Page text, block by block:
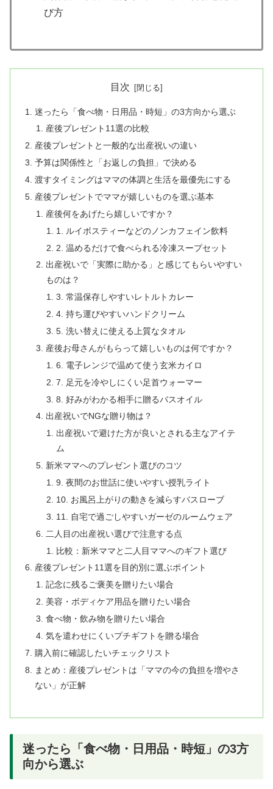
び方
目次
迷ったら「食べ物・日用品・時短」の3方向から選ぶ
産後プレゼント11選の比較
産後プレゼントと一般的な出産祝いの違い
予算は関係性と「お返しの負担」で決める
渡すタイミングはママの体調と生活を最優先にする
産後プレゼントでママが嬉しいものを選ぶ基本
産後何をあげたら嬉しいですか？
1. ルイボスティーなどのノンカフェイン飲料
2. 温めるだけで食べられる冷凍スープセット
出産祝いで「実際に助かる」と感じてもらいやすい
ものは？
3. 常温保存しやすいレトルトカレー
4. 持ち運びやすいハンドクリーム
5. 洗い替えに使える上質なタオル
産後お母さんがもらって嬉しいものは何ですか？
6. 電子レンジで温めて使う玄米カイロ
7. 足元を冷やしにくい足首ウォーマー
8. 好みがわかる相手に贈るバスオイル
出産祝いでNGな贈り物は？
出産祝いで避けた方が良いとされる主なアイテ
ム
新米ママへのプレゼント選びのコツ
9. 夜間のお世話に使いやすい授乳ライト
10. お風呂上がりの動きを減らすバスローブ
11. 自宅で過ごしやすいガーゼのルームウェア
二人目の出産祝い選びで注意する点
比較：新米ママと二人目ママへのギフト選び
産後プレゼント11選を目的別に選ぶポイント
記念に残るご褒美を贈りたい場合
美容・ボディケア用品を贈りたい場合
食べ物・飲み物を贈りたい場合
気を遣わせにくいプチギフトを贈る場合
購入前に確認したいチェックリスト
まとめ：産後プレゼントは「ママの今の負担を増やさ
ない」が正解
迷ったら「食べ物・日用品・時短」の3方
向から選ぶ